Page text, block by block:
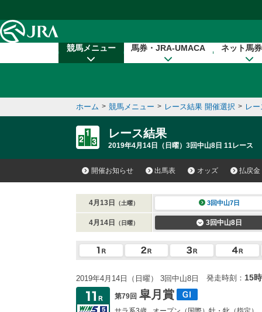
競馬メニュー 馬券・JRA-UMACA ネット馬
ホーム > 競馬メニュー > レース結果 開催選択 > レ
レース結果
2019年4月14日（日曜）3回中山8日 11レース
開催お知らせ 出馬表 オッズ 払戻金
4月13日 （土曜） 3回中山7日
4月14日 （日曜） 3回中山8日
2019年4月14日（日曜） 3回中山8日 発走時刻： 15
第79回 皐月賞